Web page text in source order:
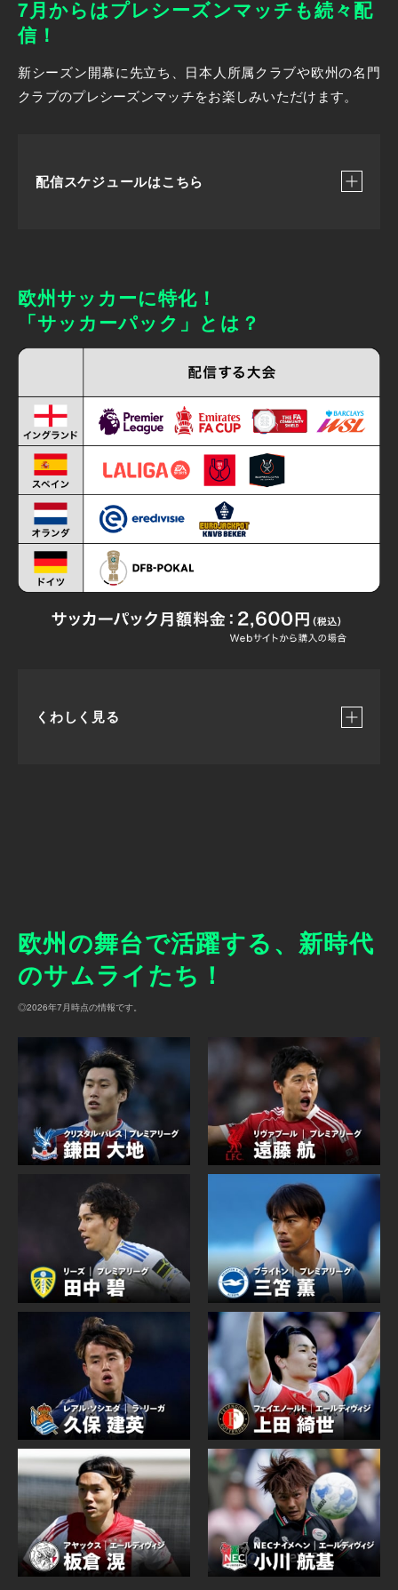
7月からはプレシーズンマッチも続々配
信！
新シーズン開幕に先立ち、日本人所属クラブや欧州の名門
クラブのプレシーズンマッチをお楽しみいただけます。
配信スケジュールはこちら
バレンシア v エルデンセ
・7/25(土) 23:00
セルティック v ACミラン
・7/26(日) 3:00
バレンシア v カステジョン
・7/26(日) 7:00
リヴァプール v サンダーランド（LFCTV）
・7/29(水) 2:00
クリスタル・パレス v RCランス（COMO CUP / 45
分）
45分）
・8/2(日) 1:00
レアル・マドリー v フィオレンティーナ
・8/2(日) 3:00
・8/3(月) 1:00
PSVアイントホーフェン v AZアルクマール（ヨハン
・クライフ・シールド）
・8/3(月) 5:00
リヴァプール v リーズ（LFCTV）
・8/5(水) 20:00
Kリーグ選抜 v マンチェスター・C
・8/7(金) 21:00
バイエルン・ミュンヘン v アストン・ヴィラ
・8/8(土) 23:00
ブライトン v ASローマ
・8/9(日) 4:00
バレンシア v ニューカッスル
・8/9(日) 20:00
マンチェスター・C v アトレティコ・デ・マドリー
欧州サッカーに特化！
「サッカーパック」とは？
くわしく見る
●ラ・リーガ（スペイン1部）
●エールディヴィジ（オランダ1部）
●FAカップ
●FAコミュニティ・シールド
●コパ・デル・レイ
●スーペルコパ・デ・エスパーニャ
●DFBポカール
●KNVBカップ
●ウィメンズ・スーパーリーグ
【その他】
●ハイライト
●選手や監督にフォーカスしたドキュメンタリー
■対応デバイス
テレビ / スマートフォン / パソコン / ゲーム機で視聴
可能です。
■「サッカーパック」ご利用にあたり
●「サッカーパック」は月額2,600円（税込）です。
購入方法により月額料金が異なります。
●「サッカーパック」のみの申し込みも可能ですが、
U-NEXTの「月額プラン」とセットで申し込むとさら
にお得に楽しめます。
●「サッカーパック」は、加入日〜翌月同日（更新日
）の前日までが契約期間となります。たとえば2026
欧州の舞台で活躍する、新時代
のサムライたち！
◎2026年7月時点の情報です。